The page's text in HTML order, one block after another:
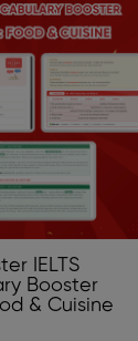
IELTS
Booster
& Cuisine